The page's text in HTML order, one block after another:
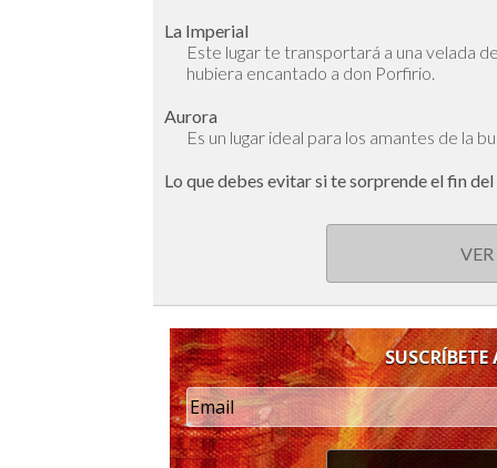
La Imperial
Este lugar te transportará a una velada
hubiera encantado a don Porfirio.
Aurora
Es un lugar ideal para los amantes de la
Lo que debes evitar si te sorprende el fin